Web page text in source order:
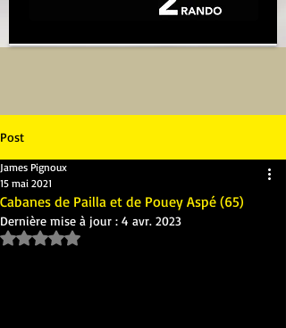
Post
Cabanes de Pailla et de Pouey Aspé (65)
James Pignoux
15 mai 2021
Dernière mise à jour : 4 avr. 2023
Noté NaN étoiles sur 5.